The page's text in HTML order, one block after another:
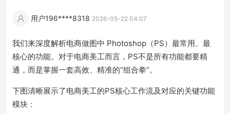
用户196****8318 2026-05-22 04:07
我们来深度解析电商做图中 Photoshop（PS）最常用、最
核心的功能。对于电商美工而言，PS不是所有功能都要精
通，而是掌握一套高效、精准的“组合拳”。
下图清晰展示了电商美工的PS核心工作流及对应的关键功能
模块：